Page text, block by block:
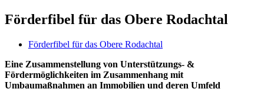
Förderfibel für das Obere Rodachtal
Förderfibel für das Obere Rodachtal
Eine Zusammenstellung von Unterstützungs- &
Fördermöglichkeiten im Zusammenhang mit
Umbaumaßnahmen an Immobilien und deren Umfeld